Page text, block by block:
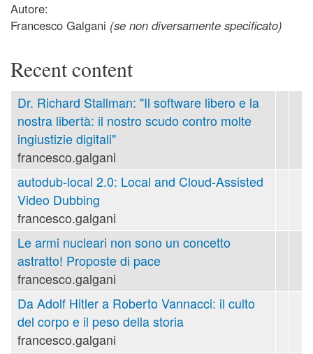
Autore:
Francesco Galgani (se non diversamente specificato)
Recent content
Dr. Richard Stallman: "Il software libero e la
nostra libertà: il nostro scudo contro molte
ingiustizie digitali"
francesco.galgani
autodub-local 2.0: Local and Cloud-Assisted
Video Dubbing
francesco.galgani
Le armi nucleari non sono un concetto
astratto! Proposte di pace
francesco.galgani
Da Adolf Hitler a Roberto Vannacci: il culto
del corpo e il peso della storia
francesco.galgani